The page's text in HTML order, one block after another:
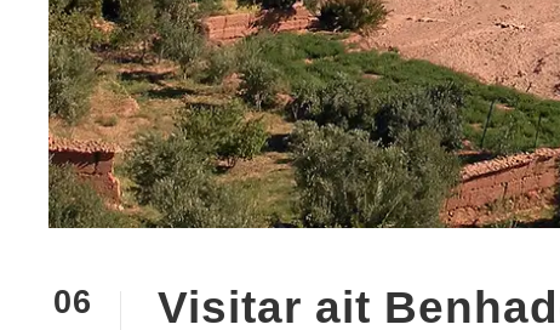
06 Visitar ait